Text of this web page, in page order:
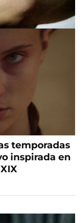
temporadas
inspirada en